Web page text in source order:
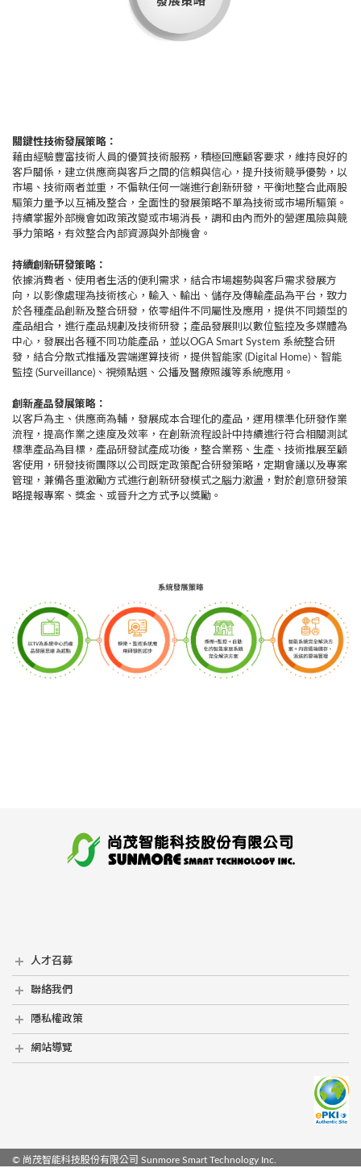
關鍵性技術發展策略：
藉由經驗豐富技術人員的優質技術服務，積極回應顧客要求，維持良好的
客戶關係，建立供應商與客戶之間的信賴與信心，提升技術競爭優勢，以
市場、技術兩者並重，不偏執任何一端進行創新研發，平衡地整合此兩股
驅策力量予以互補及整合，全面性的發展策略不單為技術或市場所驅策。
持續掌握外部機會如政策改變或市場消長，調和由內而外的營運風險與競
爭力策略，有效整合內部資源與外部機會。
持續創新研發策略：
依據消費者、使用者生活的便利需求，結合市場趨勢與客戶需求發展方
向，以影像處理為技術核心，輸入、輸出、儲存及傳輸產品為平台，致力
於各種產品創新及整合研發，依零組件不同屬性及應用，提供不同類型的
產品組合，進行產品規劃及技術研發；產品發展則以數位監控及多媒體為
中心，發展出各種不同功能產品，並以OGA Smart System 系統整合研
發，結合分散式推播及雲端運算技術，提供智能家 (Digital Home)、智能
監控 (Surveillance)、視頻點選、公播及醫療照護等系統應用。
創新產品發展策略：
以客戶為主、供應商為輔，發展成本合理化的產品，運用標準化研發作業
流程，提高作業之速度及效率，在創新流程設計中持續進行符合相關測試
標準產品為目標，產品研發試產成功後，整合業務、生產、技術推展至顧
客使用，研發技術團隊以公司既定政策配合研發策略，定期會議以及專案
管理，兼備各重激勵方式進行創新研發模式之腦力激盪，對於創意研發策
略提報專案、獎金、或晉升之方式予以獎勵。
人才召募
人才召募
聯絡我們
聯絡我們
隱私權政策
隱私權政策
網站導覽
網站導覽
© 尚茂智能科技股份有限公司 Sunmore Smart Technology Inc.